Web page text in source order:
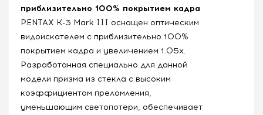
приблизительно 100% покрытием кадра
PENTAX K-3 Mark III оснащен оптическим
видоискателем с приблизительно 100%
покрытием кадра и увеличением 1.05x.
Разработанная специально для данной
модели призма из стекла с высоким
коэффициентом преломления,
уменьшающим светопотери, обеспечивает